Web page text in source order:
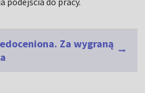
Za wygraną